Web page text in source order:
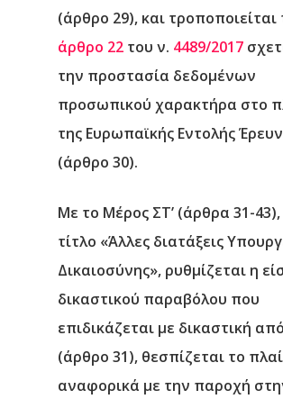
(άρθρο 29), και τροποποιείται
άρθρο 22 του ν. 4489/2017
την προστασία δεδομένων
προσωπικού χαρακτήρα στο
της Ευρωπαϊκής Εντολής
(άρθρο 30).
Με το Μέρος ΣΤ’ (άρθρα 31-43)
τίτλο «Άλλες διατάξεις
Δικαιοσύνης», ρυθμίζεται η
δικαστικού παραβόλου που
επιδικάζεται με δικαστική
(άρθρο 31), θεσπίζεται το
αναφορικά με την παροχήΝέα